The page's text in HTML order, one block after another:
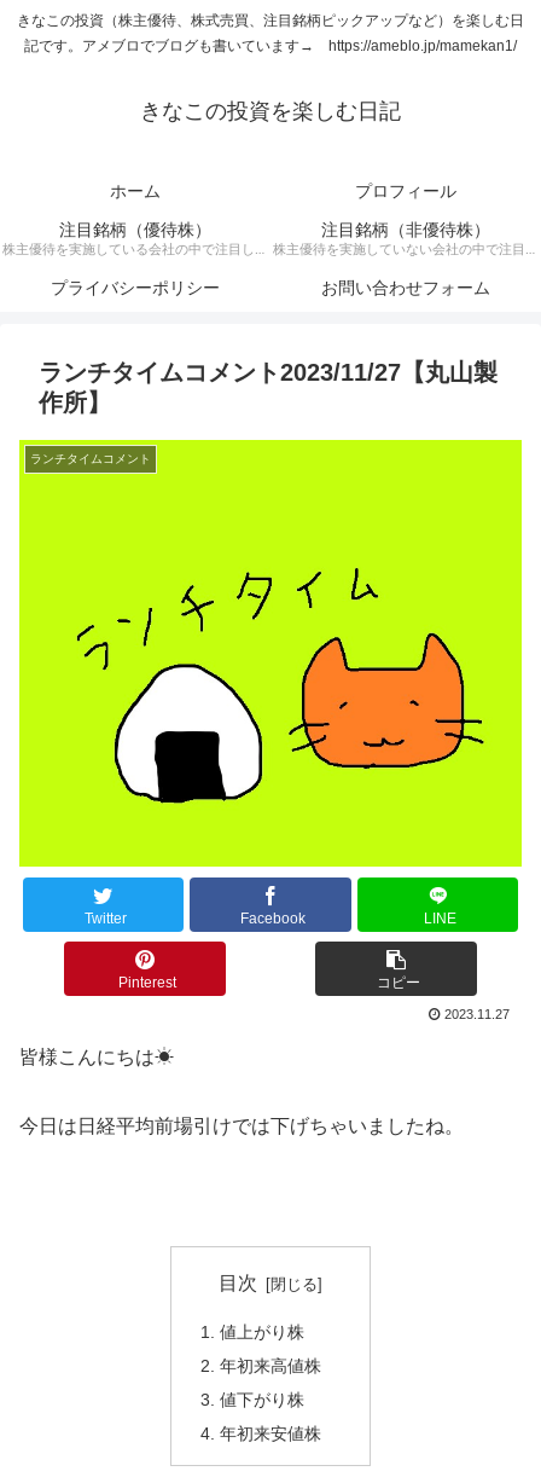
きなこの投資（株主優待、株式売買、注目銘柄ピックアップなど）を楽しむ日
記です。アメブロでブログも書いています→ https://ameblo.jp/mamekan1/
きなこの投資を楽しむ日記
ホーム
プロフィール
注目銘柄（優待株）
株主優待を実施している会社の中で注目して
注目銘柄（非優待株）
株主優待を実施していない会社の中で注目銘
プライバシーポリシー お問い合わせフォーム
ランチタイムコメント2023/11/27【丸山製
作所】
ランチタイムコメント
Twitter Facebook LINE
Pinterest コピー
2023.11.27
皆様こんにちは☀
今日は日経平均前場引けでは下げちゃいましたね。
目次
値上がり株
年初来高値株
値下がり株
年初来安値株